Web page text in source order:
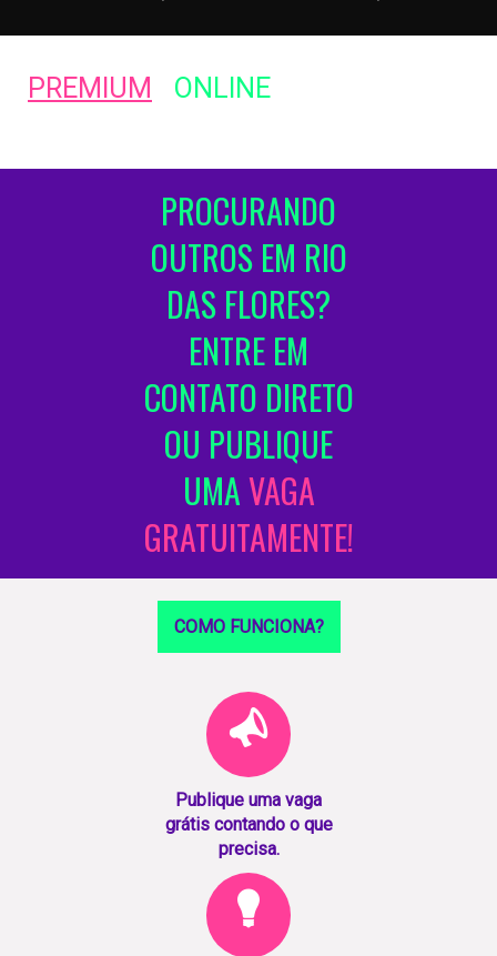
PREMIUM ONLINE
PROCURANDO
OUTROS EM RIO
DAS FLORES?
ENTRE EM
CONTATO DIRETO
OU PUBLIQUE
UMAVAGA
GRATUITAMENTE!
COMO FUNCIONA?
Publique uma vaga
grátis contando o que
precisa.